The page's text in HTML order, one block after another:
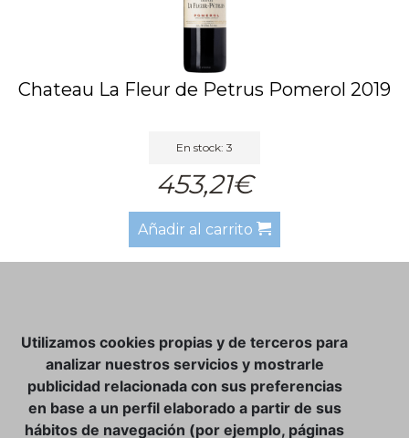
Chateau La Fleur de Petrus Pomerol 2019
En stock: 3
453,21€
Añadir al carrito
CLUB VINATER
CONTACTO
TIENDA ONLINE:
Utilizamos cookies propias y de terceros para
analizar nuestros servicios y mostrarle
publicidad relacionada con sus preferencias
en base a un perfil elaborado a partir de sus
hábitos de navegación (por ejemplo, páginas